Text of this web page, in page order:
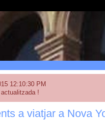
12:10:30 PM
!
a viatjar a Nova